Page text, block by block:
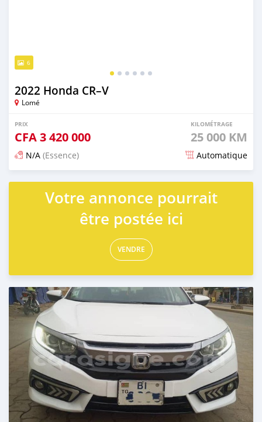
6
2022 Honda CR–V
Lomé
PRIX
CFA3 420 000
KILOMÉTRAGE
25 000 KM
N/A (Essence) Automatique
Publié il y a 5 mois
Votre annonce pourrait
être postée ici
VENDRE